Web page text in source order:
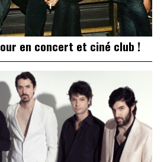
en concert et ciné club !